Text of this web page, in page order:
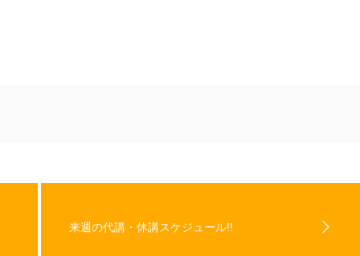
来週の代講・休講スケジュール!!